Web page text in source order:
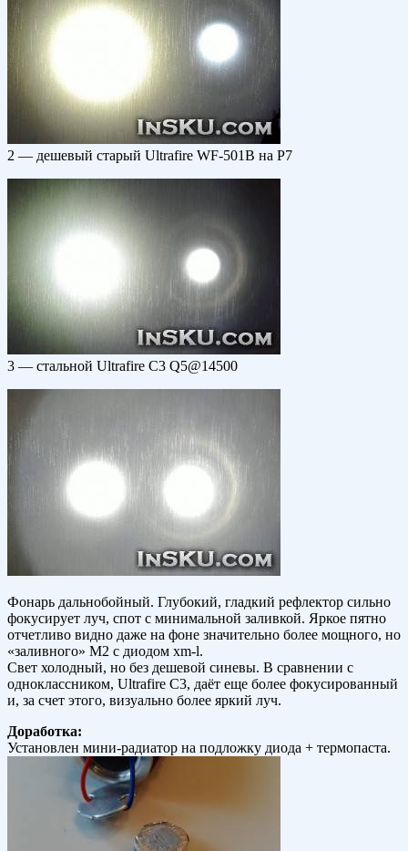
2 — дешевый старый Ultrafire WF-501B на P7
3 — стальной Ultrafire C3 Q5@14500
Фонарь дальнобойный. Глубокий, гладкий рефлектор сильно
фокусирует луч, спот с минимальной заливкой. Яркое пятно
отчетливо видно даже на фоне значительно более мощного, но
«заливного» M2 с диодом xm-l.
Свет холодный, но без дешевой синевы. В сравнении с
одноклассником, Ultrafire C3, даёт еще более фокусированный
и, за счет этого, визуально более яркий луч.
Доработка:
Установлен мини-радиатор на подложку диода + термопаста.